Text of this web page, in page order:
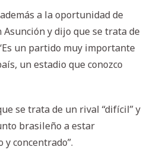
a la oportunidad de
y dijo que se trata de
un partido muy importante
un estadio que conozco
se trata de un rival “difícil” y
brasileño a estar
concentrado”.